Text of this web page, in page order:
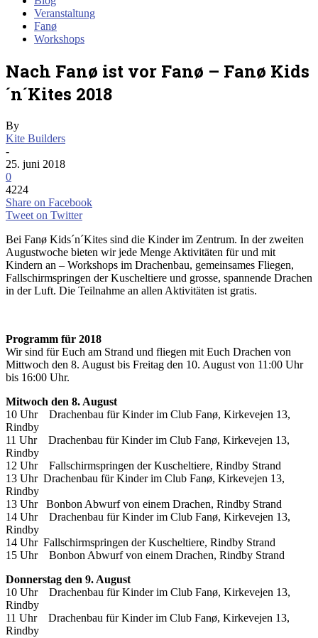
Veranstaltung
Fanø
Workshops
Nach Fanø ist vor Fanø – Fanø Kids
´n´Kites 2018
By
Kite Builders
-
25. juni 2018
0
4224
Share on Facebook
Tweet on Twitter
Bei Fanø Kids´n´Kites sind die Kinder im Zentrum. In der zweiten
Augustwoche bieten wir jede Menge Aktivitäten für und mit
Kindern an – Workshops im Drachenbau, gemeinsames Fliegen,
Fallschirmspringen der Kuscheltiere und grosse, spannende Drachen
in der Luft. Die Teilnahme an allen Aktivitäten ist gratis.
Programm für 2018
Wir sind für Euch am Strand und fliegen mit Euch Drachen von
Mittwoch den 8. August bis Freitag den 10. August von 11:00 Uhr
bis 16:00 Uhr.
Mitwoch den 8. August
10 Uhr Drachenbau für Kinder im Club Fanø, Kirkevejen 13,
Rindby
11 Uhr Drachenbau für Kinder im Club Fanø, Kirkevejen 13,
Rindby
12 Uhr Fallschirmspringen der Kuscheltiere, Rindby Strand
13 Uhr Drachenbau für Kinder im Club Fanø, Kirkevejen 13,
Rindby
13 Uhr Bonbon Abwurf von einem Drachen, Rindby Strand
14 Uhr Drachenbau für Kinder im Club Fanø, Kirkevejen 13,
Rindby
14 Uhr Fallschirmspringen der Kuscheltiere, Rindby Strand
15 Uhr Bonbon Abwurf von einem Drachen, Rindby Strand
Donnerstag den 9. August
10 Uhr Drachenbau für Kinder im Club Fanø, Kirkevejen 13,
Rindby
11 Uhr Drachenbau für Kinder im Club Fanø, Kirkevejen 13,
Rindby